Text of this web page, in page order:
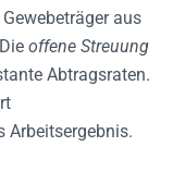
aus
offene Streuung
Abtragsraten.
Arbeitsergebnis.